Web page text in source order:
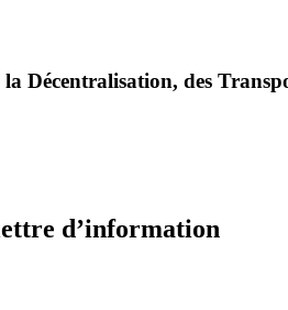
Décentralisation, des
d’information